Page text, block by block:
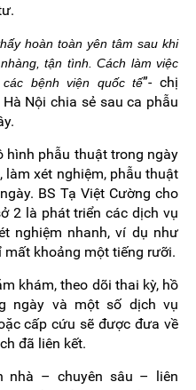
hoàn toàn yên tâm sau khi
tận tình. Cách làm việc
bệnh viện quốc tế”- chị
Nội chia sẻ sau ca phẫu
hình phẫu thuật trong ngày
xét nghiệm, phẫu thuật
BS Tạ Việt Cường cho
2 là phát triển các dịch vụ
nghiệm nhanh, ví dụ như
khoảng một tiếng rưỡi.
khám, theo dõi thai kỳ, hồ
ngày và một số dịch vụ
cấp cứu sẽ được đưa về
đã liên kết.
nhà – chuyên sâu – liên